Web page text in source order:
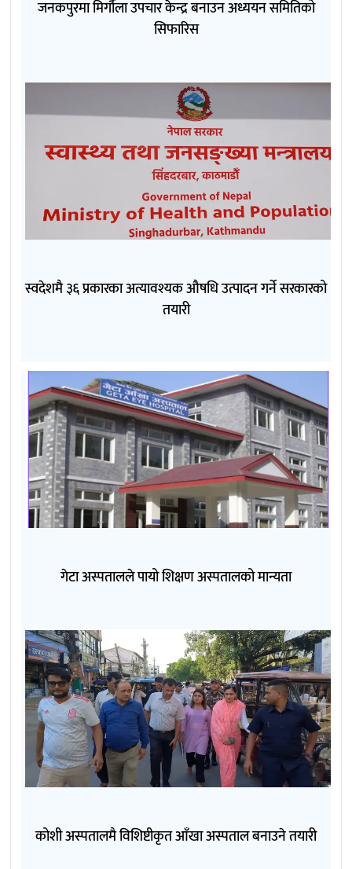
जनकपुरमा मिर्गौला उपचार केन्द्र बनाउन अध्ययन समितिको
सिफारिस
स्वदेशमै ३६ प्रकारका अत्यावश्यक औषधि उत्पादन गर्ने सरकारको
तयारी
गेटा अस्पतालले पायो शिक्षण अस्पतालको मान्यता
कोशी अस्पतालमै विशिष्टीकृत आँखा अस्पताल बनाउने तयारी